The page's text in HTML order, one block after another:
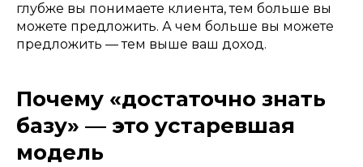
глубже вы понимаете клиента, тем больше вы
можете предложить. А чем больше вы можете
предложить — тем выше ваш доход.
Почему «достаточно знать
базу» — это устаревшая
модель